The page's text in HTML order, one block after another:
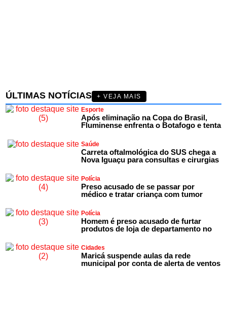
ÚLTIMAS NOTÍCIAS
+ VEJA MAIS
Esporte
Após eliminação na Copa do Brasil,
Fluminense enfrenta o Botafogo e tenta
Saúde
Carreta oftalmológica do SUS chega a
Nova Iguaçu para consultas e cirurgias
Polícia
Preso acusado de se passar por
médico e tratar criança com tumor
Polícia
Homem é preso acusado de furtar
produtos de loja de departamento no
Cidades
Maricá suspende aulas da rede
municipal por conta de alerta de ventos